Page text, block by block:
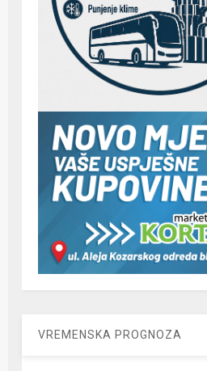
VREMENSKA PROGNOZA